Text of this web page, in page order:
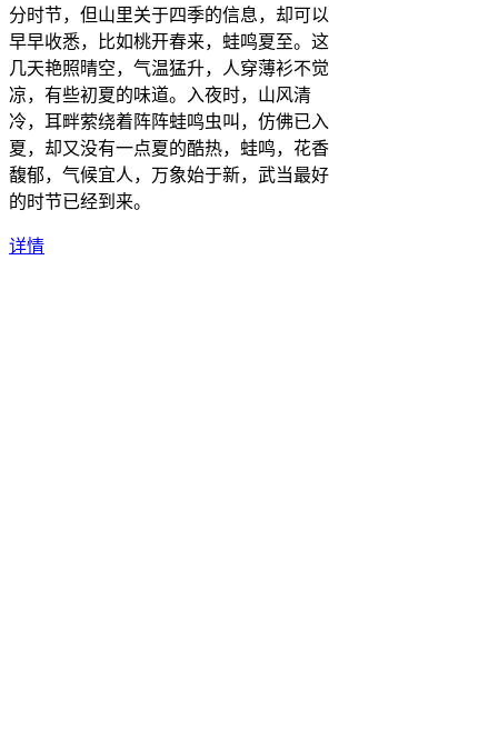
分时节，但山里关于四季的信息，却可以
早早收悉，比如桃开春来，蛙鸣夏至。这
几天艳照晴空，气温猛升，人穿薄衫不觉
凉，有些初夏的味道。入夜时，山风清
冷，耳畔萦绕着阵阵蛙鸣虫叫，仿佛已入
夏，却又没有一点夏的酷热，蛙鸣，花香
馥郁，气候宜人，万象始于新，武当最好
的时节已经到来。
详情